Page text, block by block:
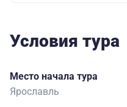
Условия тура
Место начала тура
Ярославль